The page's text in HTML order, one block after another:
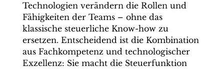
Technologien verändern die Rollen und
Fähigkeiten der Teams – ohne das
klassische steuerliche Know-how zu
ersetzen. Entscheidend ist die Kombination
aus Fachkompetenz und technologischer
Exzellenz: Sie macht die Steuerfunktion